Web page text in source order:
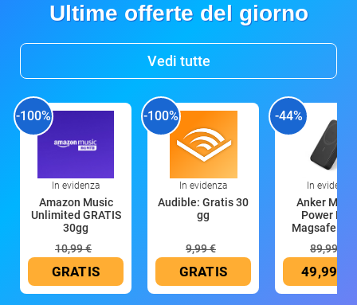
Ultime offerte del giorno
Vedi tutte
-100%
In evidenza
Amazon Music
Unlimited GRATIS
30gg
10,99 €
GRATIS
-100%
In evidenza
Audible: Gratis 30
gg
9,99 €
GRATIS
-44%
In evidenza
Anker
Power
Magsafe
89,99 €
49,99 €